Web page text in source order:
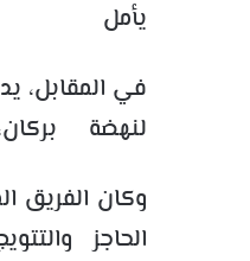
يأمل
في المقابل،
لنهضة
الحاجز